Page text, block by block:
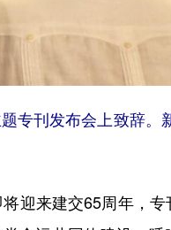
刊发布会上致辞。
迎来建交65周年，专